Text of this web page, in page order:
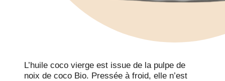
L’huile coco vierge est issue de la pulpe de
noix de coco Bio. Pressée à froid, elle n’est